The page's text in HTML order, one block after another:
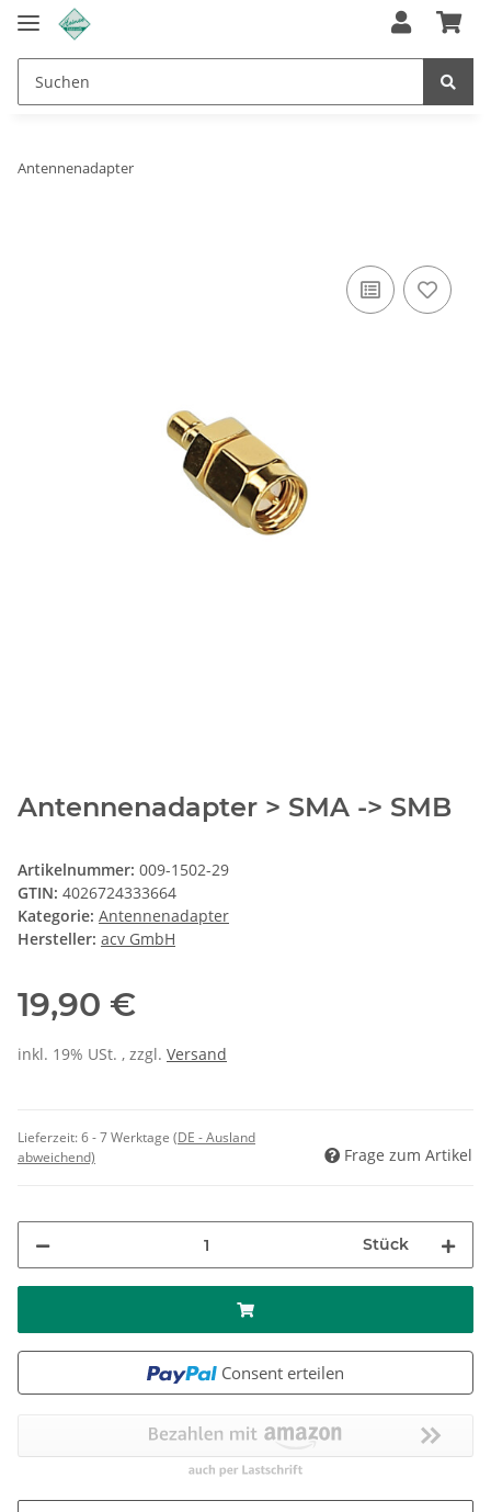
Antennenadapter
Antennenadapter > SMA -> SMB
Artikelnummer: 009-1502-29
GTIN: 4026724333664
Kategorie: Antennenadapter
Hersteller: acv GmbH
19,90 €
inkl. 19% USt. , zzgl. Versand
Lieferzeit:6 - 7 Werktage (DE - Ausland
abweichend)
Frage zum Artikel
Stück
Consent erteilen